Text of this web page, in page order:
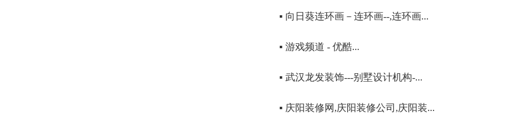
▪ 向日葵连环画－连环画--,连环画...
▪ 游戏频道 - 优酷...
▪ 武汉龙发装饰---别墅设计机构-...
▪ 庆阳装修网,庆阳装修公司,庆阳装...